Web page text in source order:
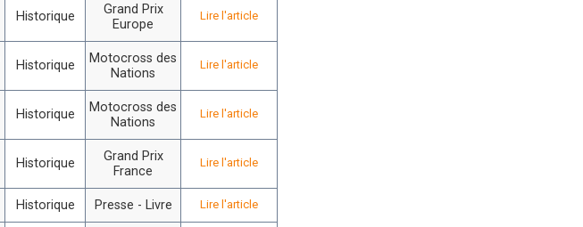
Historique
Grand Prix
Europe
Lire l'article
Historique
Motocross des
Nations
Lire l'article
Historique
Motocross des
Nations
Lire l'article
Historique
Grand Prix
France
Lire l'article
Historique Presse - Livre Lire l'article